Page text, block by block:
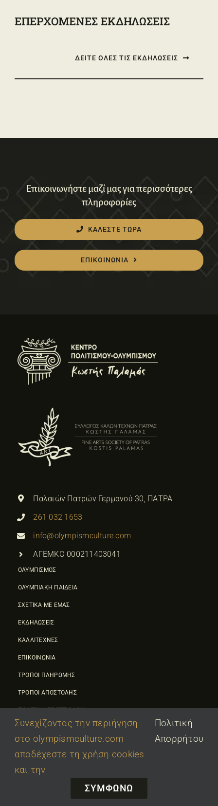
ΕΠΕΡΧΟΜΕΝΕΣ ΕΚΔΗΛΩΣΕΙΣ
ΔΕΙΤΕ ΟΛΕΣ ΤΙΣ ΕΚΔΗΛΩΣΕΙΣ
Επικοινωνήστε μαζί μας για περισσότερες
πληροφορίες
ΚΑΛΕΣΤΕ ΤΩΡΑ
ΕΠΙΚΟΙΝΩΝΙΑ
Παλαιών Πατρών Γερμανού 30, ΠΑΤΡΑ
261 032 1653
info@olympismculture.com
ΑΓΕΜΚΟ 000211403041
ΟΛΥΜΠΙΣΜΟΣ
ΟΛΥΜΠΙΑΚΗ ΠΑΙΔΕΙΑ
ΣΧΕΤΙΚΑ ΜΕ ΕΜΑΣ
ΕΚΔΗΛΩΣΕΙΣ
ΚΑΛΛΙΤΕΧΝΕΣ
ΕΠΙΚΟΙΝΩΝΙΑ
ΤΡΟΠΟΙ ΠΛΗΡΩΜΗΣ
ΤΡΟΠΟΙ ΑΠΟΣΤΟΛΗΣ
ΠΟΛΙΤΙΚΗ ΕΠΙΣΤΡΟΦΩΝ
© 2026 • Olympic Culture Center • Powered By
Πολιτική Απορρήτου
Συνεχίζοντας την περιήγηση
στο olympismculture.com
αποδέχεστε τη χρήση cookies
και την
Πολιτική
Απορρήτου
ΣΥΜΦΩΝΩ